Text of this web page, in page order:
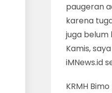
paugeran
karena
juga belum
Kamis,
iMNews.id
KRMH